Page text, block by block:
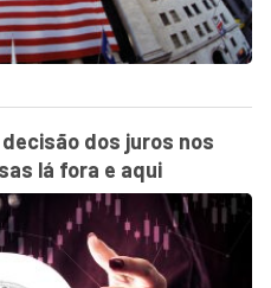
dos juros nos
lá fora e aqui